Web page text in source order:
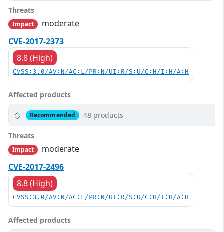
Threats
Impact
moderate
CVE-2017-2373
8.8 (High)
CVSS:3.0/AV:N/AC:L/PR:N/UI:R/S:U/C:H/I:H/A:H
Affected products
Recommended 48 products
Threats
Impact
moderate
CVE-2017-2496
8.8 (High)
CVSS:3.0/AV:N/AC:L/PR:N/UI:R/S:U/C:H/I:H/A:H
Affected products